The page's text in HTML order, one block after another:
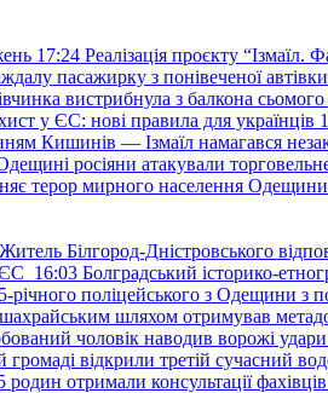
17:24 Реалізація проєкту “Ізмаїл.
пасажирку з понівеченої автівки
вистрибнула з балкона
у ЄС: нові правила для українців
Кишинів — Ізмаїл намагався
росіяни атакували
терор мирного населення
Житель Білгород-Дністровського
ЄС 16:03 Болградський історико-
річного поліцейського з Одещини з
шляхом отримував
чоловік наводив ворожі
громаді відкрили третій сучасний
отримали консультації